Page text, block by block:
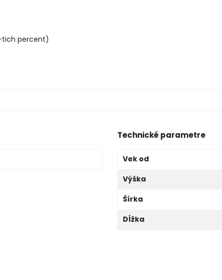
tich percent)
Technické parametre
Vek od
Výška
Šírka
Dĺžka